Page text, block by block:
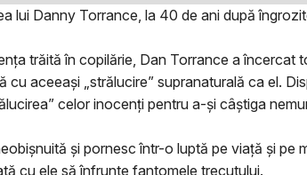
lui Danny Torrance, la 40 de ani după
trăită în copilărie, Dan Torrance a
aceeași „strălucire” supranaturală ca el.
celor inocenți pentru a-și câștiga
și pornesc într-o luptă pe viață și
cu ele să înfrunte fantomele trecutului.